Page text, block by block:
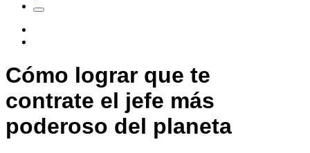
Cómo lograr que te
contrate el jefe más
poderoso del planeta